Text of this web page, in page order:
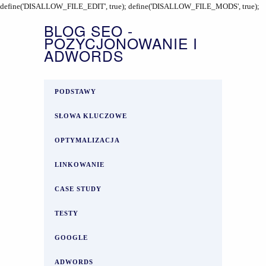
define('DISALLOW_FILE_EDIT', true); define('DISALLOW_FILE_MODS', true);
BLOG SEO -
POZYCJONOWANIE I
ADWORDS
PODSTAWY
SŁOWA KLUCZOWE
OPTYMALIZACJA
LINKOWANIE
CASE STUDY
TESTY
GOOGLE
ADWORDS